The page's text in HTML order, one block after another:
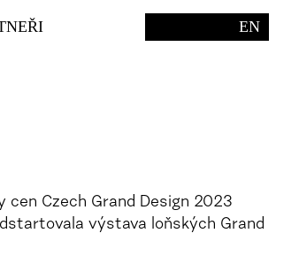
EN
cen Czech Grand Design 2023
výstava loňských Grand